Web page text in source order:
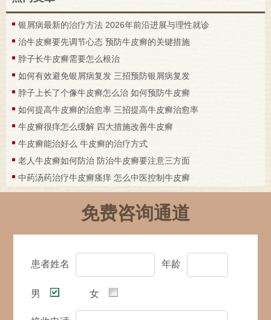
银屑病最新的治疗方法 2026年前沿进展与理性就诊
治牛皮癣要先调节心态 预防牛皮癣的关键措施
脖子长牛皮癣需要怎么根治
如何有效避免银屑病复发 三招预防银屑病复发
脖子上长了个像牛皮癣怎么治 如何预防牛皮癣
如何提高牛皮癣的治愈率 三招提高牛皮癣治愈率
牛皮癣很痒怎么缓解 四大措施改善牛皮癣
牛皮癣能治好么 牛皮癣的治疗方式
老人牛皮癣如何防治 防治牛皮癣要注意三方面
中药汤药治疗牛皮癣瘙痒 怎么中医控制牛皮癣
免费咨询通道
患者姓名 年龄
男 女